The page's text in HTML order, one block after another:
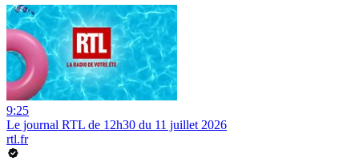
9:25
Le journal RTL de 12h30 du 11 juillet 2026
rtl.fr